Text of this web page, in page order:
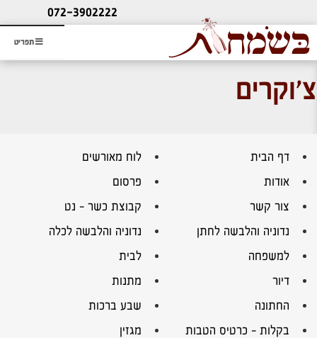
תפריט
ליעוץ חינם
והזמנת כרטיס שמחות
072-3902222
צ'וקרים
דף הבית
לוח מאורשים
אודות
פרסום
צור קשר
קבוצת כשר – נט
נדוניה והלבשה לחתן
נדוניה והלבשה לכלה
למשפחה
לבית
דיור
מתנות
החתונה
שבע ברכות
בקלות – כרטיס הטבות
מגזין